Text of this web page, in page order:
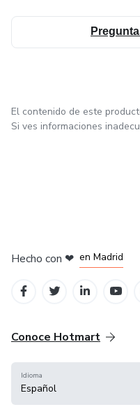
El contenido de este
Si ves informaciones
Hecho con ❤ en Madrid
Conoce Hotmart
Idioma
Español